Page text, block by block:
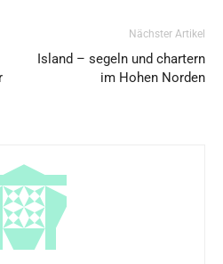
Nächster Artikel
Island – segeln und chartern
im Hohen Norden